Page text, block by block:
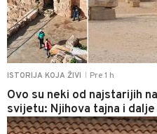
ISTORIJA KOJA ŽIVI Pre 1 h
Ovo su neki od najstarijih
svijetu: Njihova tajna i